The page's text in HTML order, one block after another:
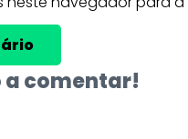
a comentar!